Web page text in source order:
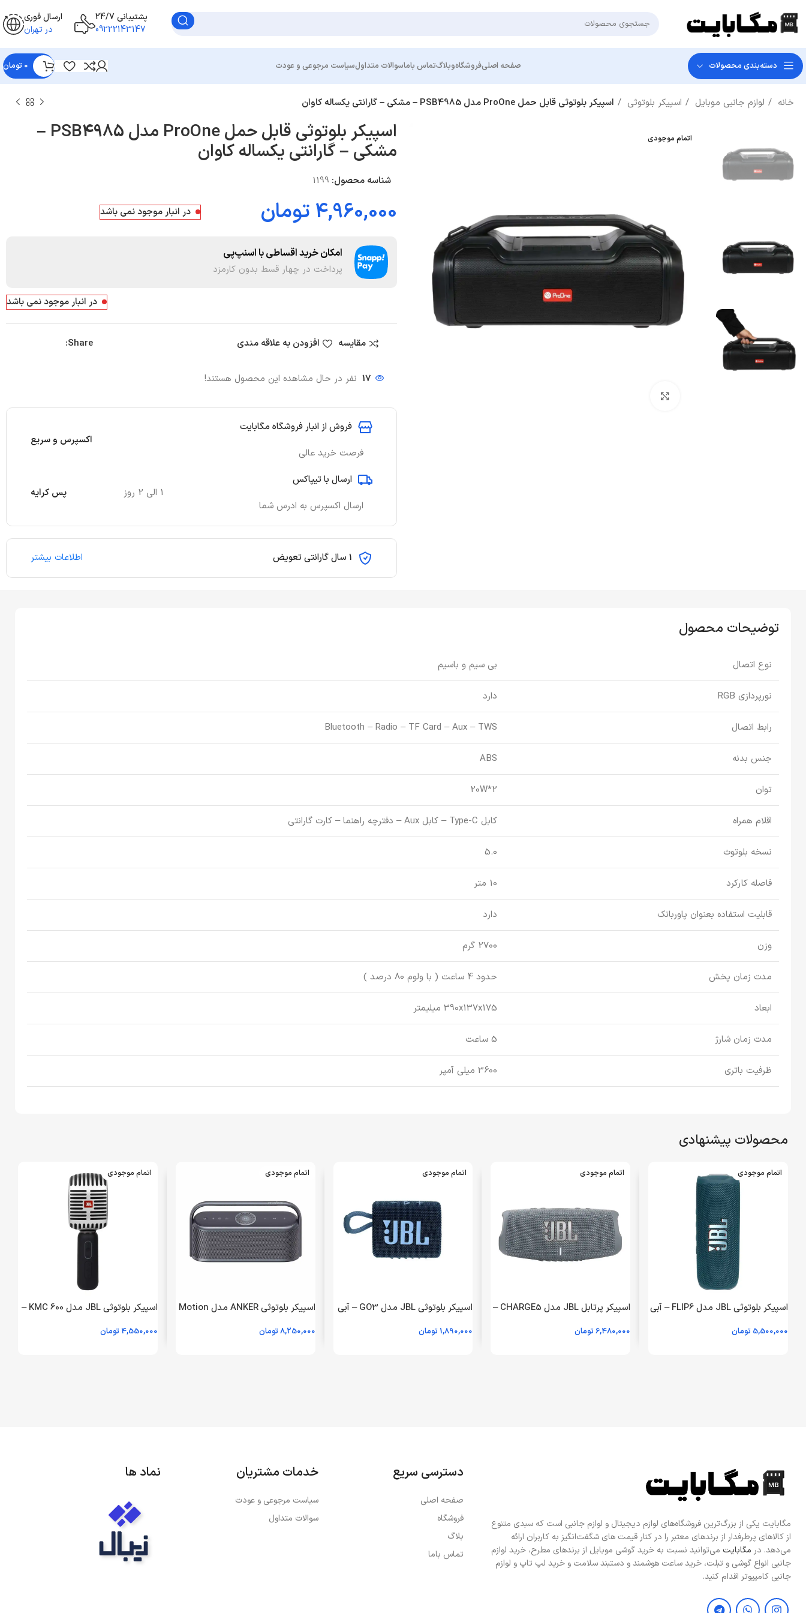
پشتیبانی 24/7
09222143147
ارسال فوری
در تهران
دسته‌بندی‌ محصولات صفحه اصلیفروشگاهوبلاگتماس باماسوالات متداولسیاست مرجوعی و عودت 0 تومان
خانه لوازم جانبی موبایل اسپیکر بلوتوثی اسپیکر بلوتوثی قابل حمل ProOne مدل PSB4985 – مشکی – گارانتی یکساله کاوان
اتمام موجودی اسپیکر بلوتوثی قابل حمل ProOne مدل PSB4985 –
مشکی – گارانتی یکساله کاوان
شناسه محصول: 1199
4,960,000 تومان در انبار موجود نمی باشد
امکان خرید اقساطی با اسنپ‌پی
پرداخت در چهار قسط بدون کارمزد
در انبار موجود نمی باشد
مقایسه افزودن به علاقه مندی Share:
17 نفر در حال مشاهده این محصول هستند!
فروش از انبار فروشگاه مگابایت
فرصت خرید عالی
اکسپرس و سریع
ارسال با تیپاکس
ارسال اکسپرس به ادرس شما
1 الی 2 روز پس کرایه
1 سال گارانتی تعویض اطلاعات بیشتر
توضیحات محصول
نوع اتصال بی سیم و باسیم
نورپردازی RGB دارد
رابط اتصال Bluetooth – Radio – TF Card – Aux – TWS
جنس بدنه ABS
توان 20W*2
اقلام همراه کابل Type-C – کابل Aux – دفترچه راهنما – کارت گارانتی
نسخه بلوتوث 5.0
فاصله کارکرد 10 متر
قابلیت استفاده بعنوان پاوربانک دارد
وزن 2700 گرم
مدت زمان پخش حدود 4 ساعت ( با ولوم 80 درصد )
ابعاد 390x137x175 میلیمتر
مدت زمان شارژ 5 ساعت
ظرفیت باتری 3600 میلی آمپر
محصولات پیشنهادی
اتمام موجودی
اسپیکر بلوتوثی JBL مدل FLIP6 – آبی
5,500,000 تومان
اتمام موجودی
اسپیکر پرتابل JBL مدل CHARGE5 –
6,480,000تومان
اتمام موجودی
اسپیکر بلوتوثی JBL مدل GO3 – آبی
1,890,000 تومان
اتمام موجودی
اسپیکر بلوتوثی ANKER مدل Motion
18ماهه حافظه طلایی ایستا)
8,250,000تومان
اتمام موجودی
اسپیکر بلوتوثی JBL مدل KMC 600 –
4,550,000 تومان
مگابایت یکی از بزرگ‌ترین فروشگاه‌های لوازم دیجیتال و لوازم جانبی است که سبدی متنوع
از کالاهای پرطرفدار از برندهای معتبر را در کنار قیمت های شگفت‌انگیز به کاربران ارائه
می‌دهد. در مگابایت می‌توانید نسبت به خرید گوشی موبایل از برندهای مطرح، خرید لوازم
جانبی انواع گوشی و تبلت، خرید ساعت هوشمند و دستبند سلامت و خرید لپ تاپ و لوازم
جانبی کامپیوتر اقدام کنید.
دسترسی سریع
صفحه اصلی
فروشگاه
بلاگ
تماس باما
خدمات مشتریان
سیاست مرجوعی و عودت
سوالات متداول
نماد ها